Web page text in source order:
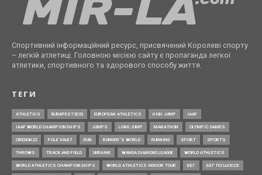
Спортивний інформаційний ресурс, присвячений Королеві спорту
– легкій атлетиці. Головною місією сайту є пропаганда легкої
атлетики, спортивного та здорового способу життя.
ТЕГИ
ATHLETICS BUDAPEST2023 EUROPEAN ATHLETICS HIGH JUMP IAAF
IAAF WORLD CHAMPIONSHIPS JUMPS LONG JUMP MARATHON OLYMPIC GAMES
OREGON22 POLE VAULT RUN RUNNER’S WORLD RUNNING SPORT SPORTS
THROWS TRACK AND FIELD UKRAINE WANDA DIAMOND LEAGUE WORLD ATHLETICS
WORLD ATHLETICS CHAMPIONSHIPS WORLD ATHLETICS INDOOR TOUR БЕГ БЕГ ПО ШОССЕ